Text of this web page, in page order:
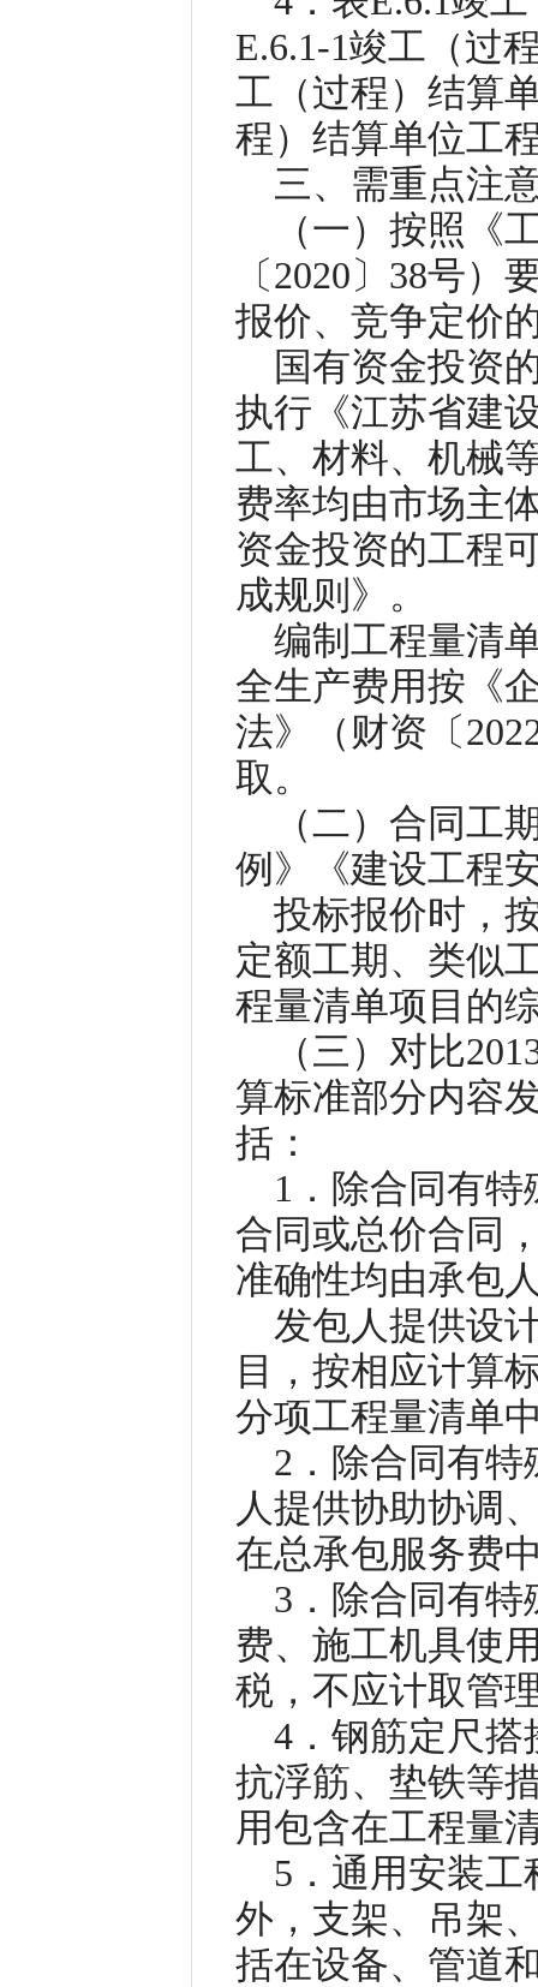
E.6.1-1竣工（过
工（过程）结算
程）结算单位工
三、需重点注
（一）按照《
〔2020〕38号
报价、竞争定价
国有资金投资
执行《江苏省建
工、材料、机械
费率均由市场主
资金投资的工程
成规则》。
编制工程量清
全生产费用按《
法》（财资〔
取。
（二）合同工
例》《建设工程
投标报价时，
定额工期、类似
程量清单项目的
（三）对比
算标准部分内容
括：
1．除合同有
合同或总价合同
准确性均由承包
发包人提供设
目，按相应计算
分项工程量清单
2．除合同有
人提供协助协调
在总承包服务费
3．除合同有
费、施工机具使
税，不应计取管
4．钢筋定尺
抗浮筋、垫铁等
用包含在工程量
5．通用安装
外，支架、吊架
括在设备、管道